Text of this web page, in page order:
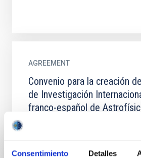
Consentimiento Detalles
AGREEMENT
Convenio para la creación
de Investigación
franco-español de
Creación de un laboratorio
investigación denominado